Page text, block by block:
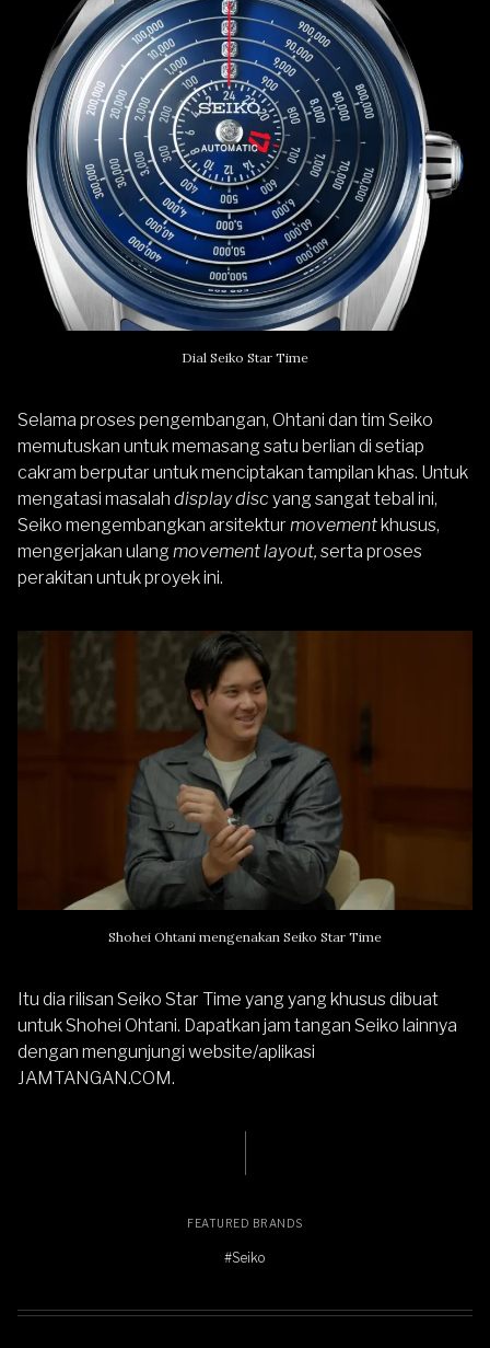
Dial Seiko Star Time
Selama proses pengembangan, Ohtani dan tim Seiko
memutuskan untuk memasang satu berlian di setiap
cakram berputar untuk menciptakan tampilan khas. Untuk
mengatasi masalah display disc yang sangat tebal ini,
Seiko mengembangkan arsitektur movementkhusus,
mengerjakan ulang movement layout, serta proses
perakitan untuk proyek ini.
Shohei Ohtani mengenakan Seiko Star Time
Itu dia rilisan Seiko Star Time yang yang khusus dibuat
untuk Shohei Ohtani. Dapatkan jam tangan Seiko lainnya
dengan mengunjungi website/aplikasi
JAMTANGAN.COM.
FEATURED BRANDS
#Seiko